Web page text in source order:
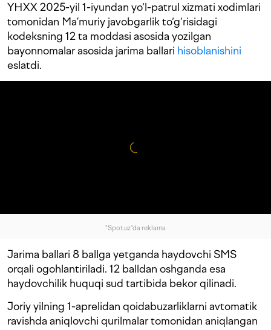
YHXX 2025-yil 1-iyundan yo‘l-patrul xizmati xodimlari
tomonidan Ma’muriy javobgarlik to‘g‘risidagi
kodeksning 12 ta moddasi asosida yozilgan
bayonnomalar asosida jarima ballari hisoblanishini
eslatdi.
"Spot.uz"da reklama
Jarima ballari 8 ballga yetganda haydovchi SMS
orqali ogohlantiriladi. 12 balldan oshganda esa
haydovchilik huquqi sud tartibida bekor qilinadi.
Joriy yilning 1-aprelidan qoidabuzarliklarni avtomatik
ravishda aniqlovchi qurilmalar tomonidan aniqlangan